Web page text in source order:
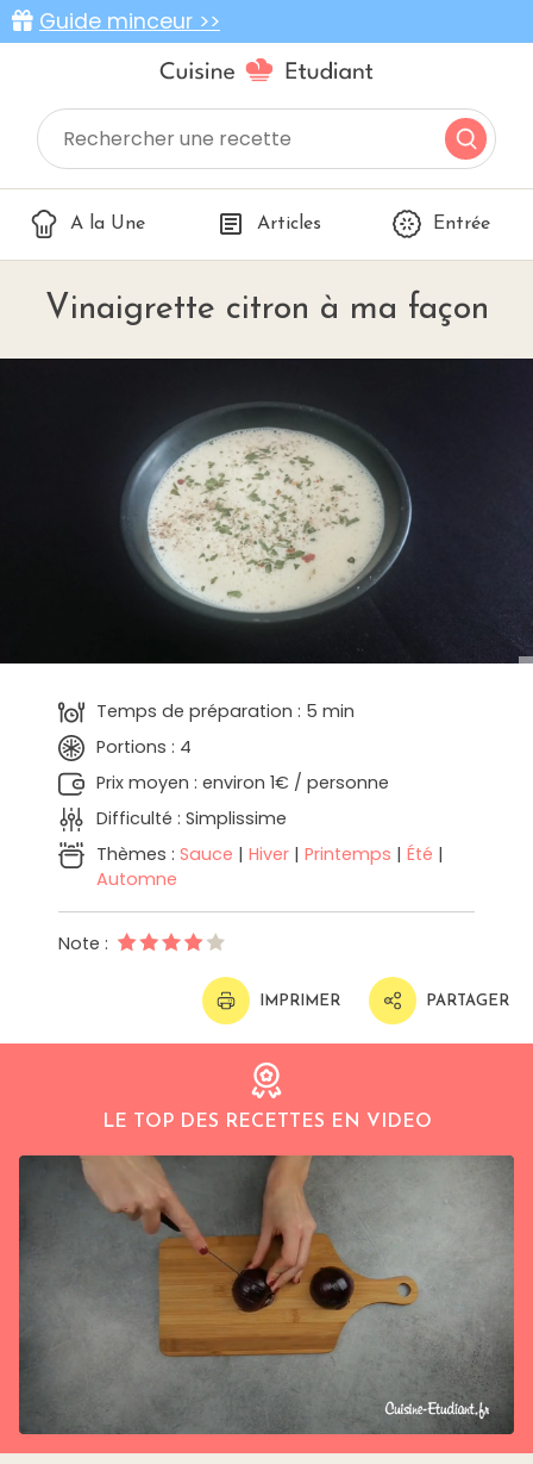
Guide minceur >>
A la Une Articles Entrée
Vinaigrette citron à ma façon
Temps de préparation : 5 min
Portions : 4
Prix moyen : environ 1€ / personne
Difficulté : Simplissime
Thèmes : Sauce | Hiver | Printemps | Été |
Automne
Note :
IMPRIMER PARTAGER
LE TOP DES RECETTES EN VIDEO